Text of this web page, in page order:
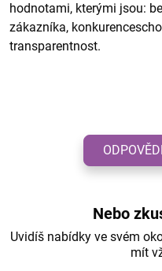
hodnotami, kterými jsou:
zákazníka,
transparentnost.
Nebo
Uvidíš nabídky ve svém
mít